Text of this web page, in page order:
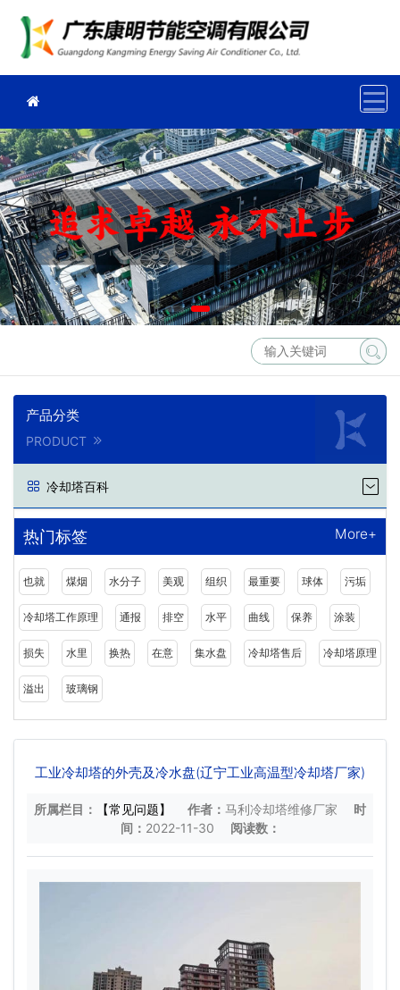
产品分类
PRODUCT
冷却塔百科
热门标签 More+
也就 煤烟 水分子 美观 组织 最重要 球体 污垢
冷却塔工作原理 通报 排空 水平 曲线 保养 涂装
损失 水里 换热 在意 集水盘 冷却塔售后 冷却塔原理
溢出 玻璃钢
工业冷却塔的外壳及冷水盘(辽宁工业高温型冷却塔厂家)
所属栏目： 【常见问题】 作者： 马利冷却塔维修厂家
时
间： 2022-11-30 阅读数：